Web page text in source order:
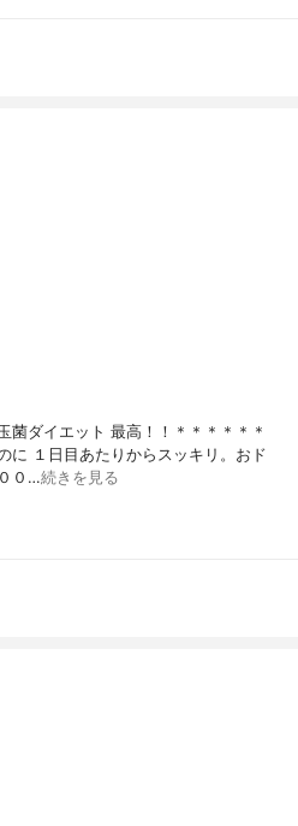
菌ダイエット 最高！！＊＊＊＊＊＊
に １日目あたりからスッキリ。おド
０…続きを見る